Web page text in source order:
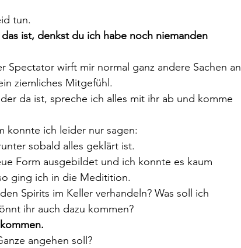
tun.
ist, denkst du ich habe noch niemanden
Spectator wirft mir normal ganz andere Sachen an
ziemliches Mitgefühl.
da ist, spreche ich alles mit ihr ab und komme
konnte ich leider nur sagen:
sobald alles geklärt ist.
Form ausgebildet und ich konnte es kaum
ging ich in die Meditition.
Spirits im Keller verhandeln? Was soll ich
ihr auch dazu kommen?
angehen soll?